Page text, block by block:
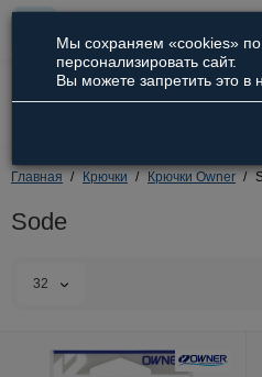
Главная Крючки Крючки Owner
Sode
32
Мы сохраняем «cookies»
персонализировать сайт.
Вы можете запретить это в